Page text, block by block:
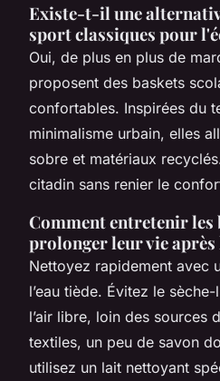
Existe-t-il une
sport classiques pour
Oui, de plus en plus de
proposent des baskets
confortables. Inspirées du
minimalisme urbain, elles
sobre et matériaux
citadin sans renier le
Comment entretenir les
prolonger leur vie après
Nettoyez rapidement avec
l’eau tiède. Évitez le
l’air libre, loin des sources
textiles, un peu de savon
utilisez un lait nettoyant